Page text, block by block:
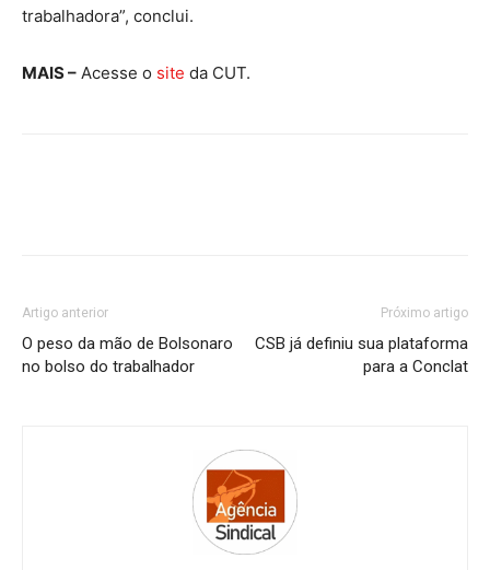
trabalhadora”, conclui.
MAIS – Acesse o site da CUT.
Artigo anterior
O peso da mão de Bolsonaro
no bolso do trabalhador
Próximo artigo
CSB já definiu sua plataforma
para a Conclat